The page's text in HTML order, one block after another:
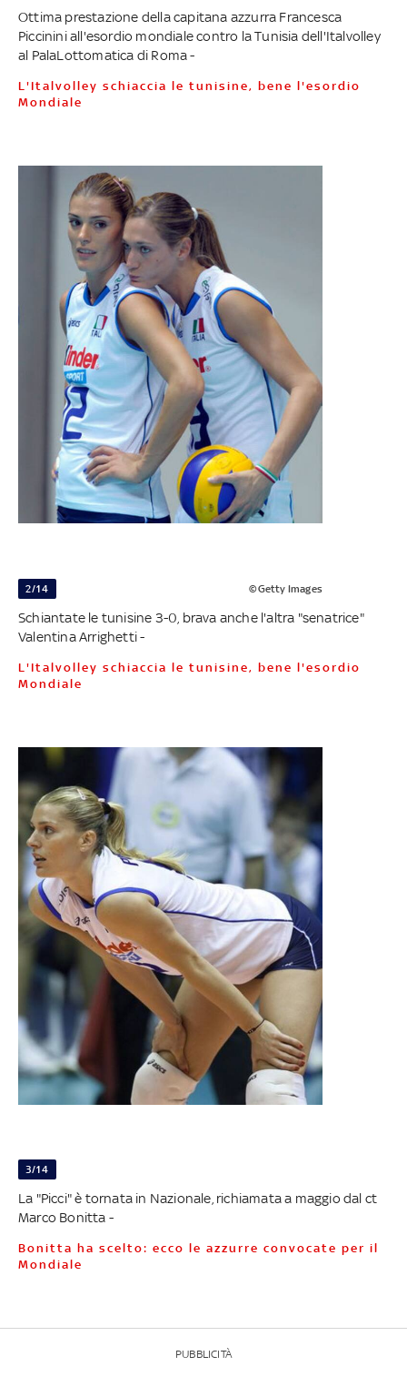
Ottima prestazione della capitana azzurra Francesca
Piccinini all'esordio mondiale contro la Tunisia dell'Italvolley
al PalaLottomatica di Roma -
L'Italvolley schiaccia le tunisine, bene l'esordio
Mondiale
2/14 ©Getty Images
Schiantate le tunisine 3-0, brava anche l'altra "senatrice"
Valentina Arrighetti -
L'Italvolley schiaccia le tunisine, bene l'esordio
Mondiale
3/14
La "Picci" è tornata in Nazionale, richiamata a maggio dal ct
Marco Bonitta -
Bonitta ha scelto: ecco le azzurre convocate per il
Mondiale
PUBBLICITÀ